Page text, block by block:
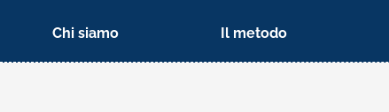
Chi siamo Il metodo